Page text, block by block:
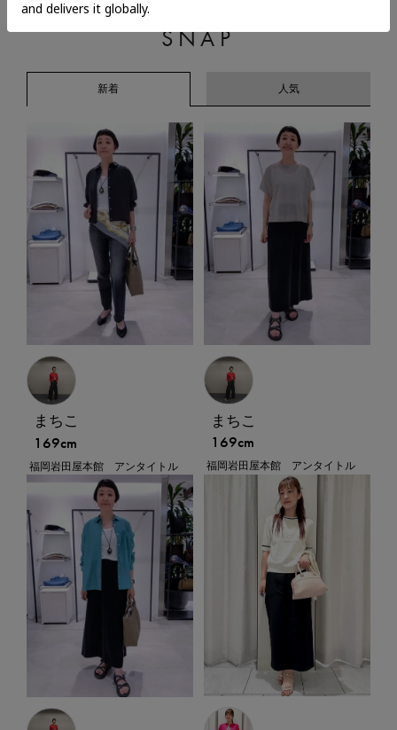
SNAP
新着 人気
まちこ
169cm
福岡岩田屋本館 アンタイトル
まちこ
169cm
福岡岩田屋本館 アンタイトル